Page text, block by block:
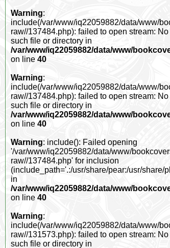
Warning:
include(/var/www/iq22059882/data/www/
raw//137484.php): failed to open stream: No
such file or directory in
/var/www/iq22059882/data/www/
on line 40
Warning:
include(/var/www/iq22059882/data/www/
raw//137484.php): failed to open stream: No
such file or directory in
/var/www/iq22059882/data/www/
on line 40
Warning: include(): Failed opening
'/var/www/iq22059882/data/www/
raw//137484.php' for inclusion
(include_path='.:/usr/share/pear:/usr/share/
in
/var/www/iq22059882/data/www/
on line 40
Warning:
include(/var/www/iq22059882/data/www/
raw//131573.php): failed to open stream: No
such file or directory in